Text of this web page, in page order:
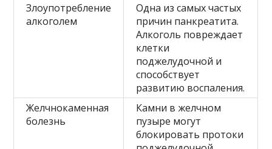
Злоупотребление
алкоголем
Одна из самых частых
причин панкреатита.
Алкоголь повреждает
клетки
поджелудочной и
способствует
развитию воспаления.
Желчнокаменная
болезнь
Камни в желчном
пузыре могут
блокировать протоки